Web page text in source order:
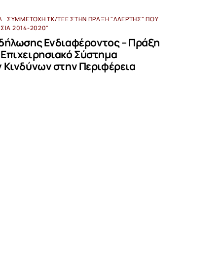
ΣΥΜΜΕΤΟΧΉ ΤΚ/ΤΕΕ ΣΤΗΝ ΠΡΆΞΗ "ΛΑΕΡΤΗΣ" ΠΟΥ
2014-2020"
Ενδιαφέροντος – Πράξη
Σύστημα
στην Περιφέρεια